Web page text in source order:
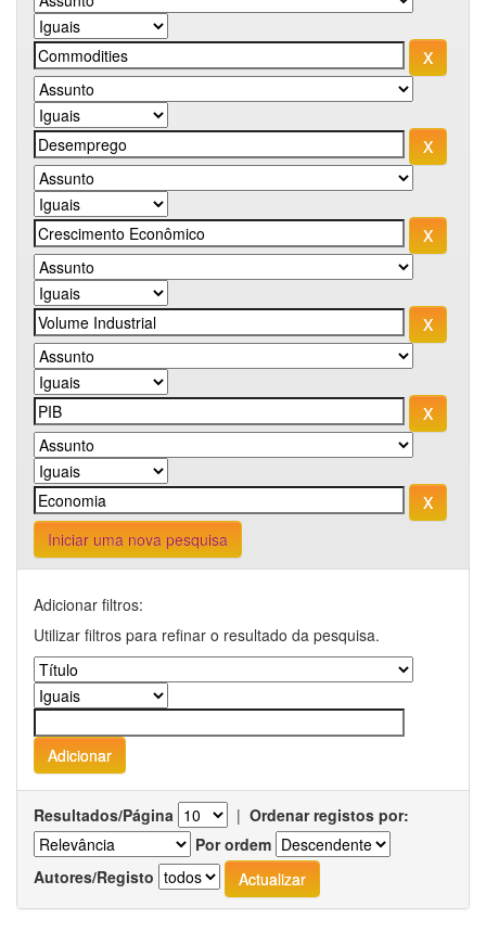
Iniciar uma nova pesquisa
Adicionar filtros:
Utilizar filtros para refinar o resultado da pesquisa.
Resultados/Página | Ordenar registos por:
Por ordem
Autores/Registo